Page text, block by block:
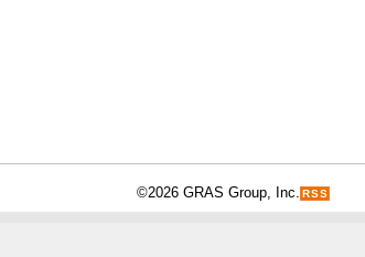
©2026 GRAS Group, Inc. RSS